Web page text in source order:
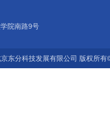
院南路9号
东分科技发展有限公司 版权所